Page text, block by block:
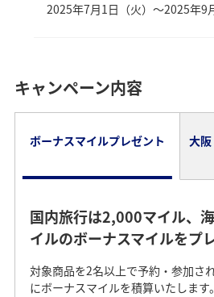
2025年7月1日（火）～2025年9
キャンペーン内容
ボーナスマイルプレゼント
大
国内旅行は2,000マイル、
イルのボーナスマイルをプ
対象商品を2名以上で予約・参加さ
にボーナスマイルを積算いたします。